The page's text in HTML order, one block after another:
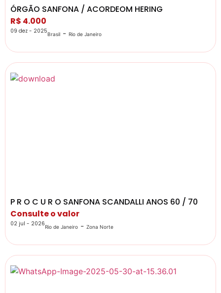
ÓRGÃO SANFONA / ACORDEOM HERING
R$ 4.000
09 dez - 2025Brasil - Rio de Janeiro
P R O C U R O SANFONA SCANDALLI ANOS 60 / 70
Consulte o valor
02 jul - 2026Rio de Janeiro - Zona Norte